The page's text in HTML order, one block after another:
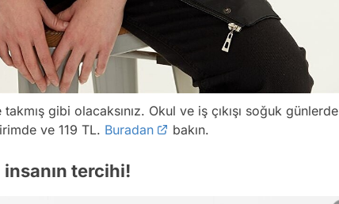
gibi olacaksınız. Okul ve iş çıkışı soğuk günlerde
ve 119 TL. Buradan bakın.
tercihi!